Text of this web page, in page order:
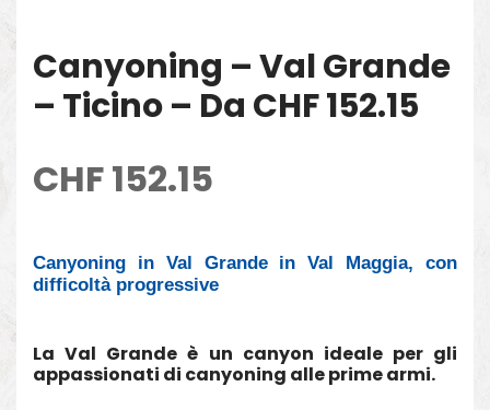
Canyoning – Val Grande
– Ticino – Da CHF 152.15
CHF152.15
Canyoning in Val Grande in Val Maggia, con
difficoltà progressive
La Val Grande è un canyon ideale per gli
appassionati di canyoning alle prime armi.